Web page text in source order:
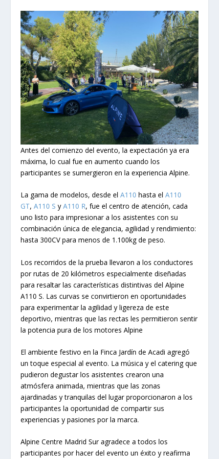
Antes del comienzo del evento, la expectación ya era
máxima, lo cual fue en aumento cuando los
participantes se sumergieron en la experiencia Alpine.
La gama de modelos, desde elA110 hasta elA110
GT,A110 S yA110 R, fue el centro de atención, cada
uno listo para impresionar a los asistentes con su
combinación única de elegancia, agilidad y rendimiento:
hasta 300CV para menos de 1.100kg de peso.
Los recorridos de la prueba llevaron a los conductores
por rutas de 20 kilómetros especialmente diseñadas
para resaltar las características distintivas del Alpine
A110 S. Las curvas se convirtieron en oportunidades
para experimentar la agilidad y ligereza de este
deportivo, mientras que las rectas les permitieron sentir
la potencia pura de los motores Alpine
El ambiente festivo en la Finca Jardín de Acadi agregó
un toque especial al evento. La música y el catering que
pudieron degustar los asistentes crearon una
atmósfera animada, mientras que las zonas
ajardinadas y tranquilas del lugar proporcionaron a los
participantes la oportunidad de compartir sus
experiencias y pasiones por la marca.
Alpine Centre Madrid Sur agradece a todos los
participantes por hacer del evento un éxito y reafirma